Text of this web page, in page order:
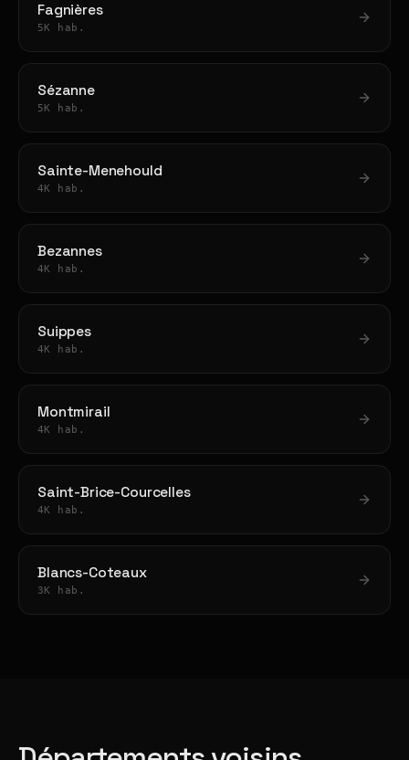
Fagnières
5K hab.
Sézanne
5K hab.
Sainte-Menehould
4K hab.
Bezannes
4K hab.
Suippes
4K hab.
Montmirail
4K hab.
Saint-Brice-Courcelles
4K hab.
Blancs-Coteaux
3K hab.